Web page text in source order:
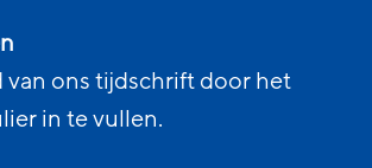
van ons tijdschrift door het
in te vullen.